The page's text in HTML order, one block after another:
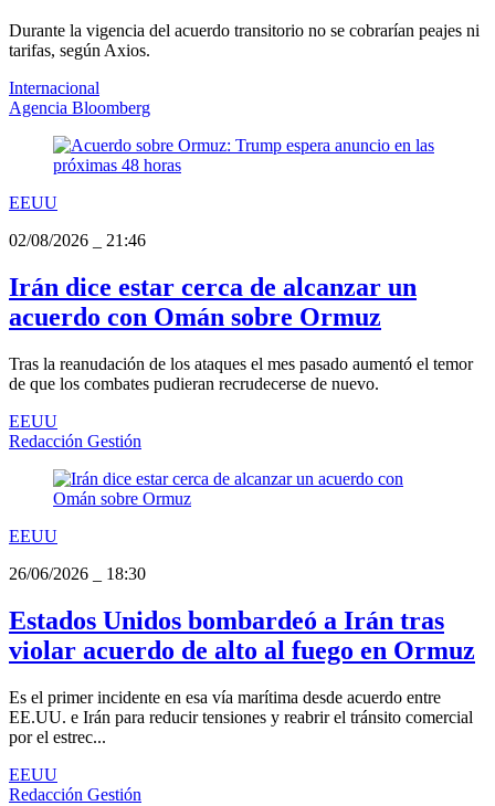
Durante la vigencia del acuerdo transitorio no se cobrarían peajes ni
tarifas, según Axios.
Internacional
Agencia Bloomberg
EEUU
02/08/2026
21:46
Irán dice estar cerca de alcanzar un
acuerdo con Omán sobre Ormuz
Tras la reanudación de los ataques el mes pasado aumentó el temor
de que los combates pudieran recrudecerse de nuevo.
EEUU
Redacción Gestión
EEUU
26/06/2026
18:30
Estados Unidos bombardeó a Irán tras
violar acuerdo de alto al fuego en Ormuz
Es el primer incidente en esa vía marítima desde acuerdo entre
EE.UU. e Irán para reducir tensiones y reabrir el tránsito comercial
por el estrec...
EEUU
Redacción Gestión